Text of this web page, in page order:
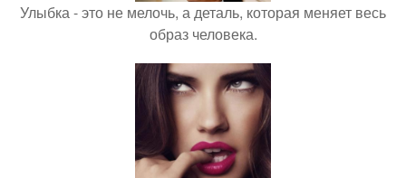
Улыбка - это не мелочь, а деталь, которая меняет весь
образ человека.